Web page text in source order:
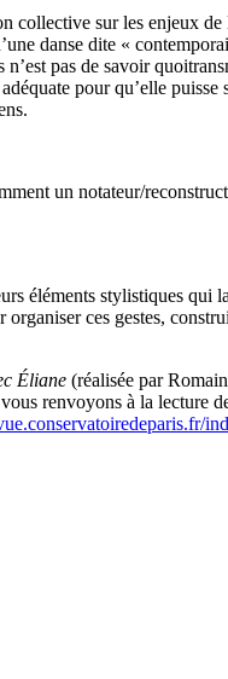
collective sur les enjeux
danse dite «
pas de savoir
pour qu’elle puisse
un notateur/
éléments stylistiques qui
ces gestes,
Éliane (réalisée par
renvoyons à la lecture